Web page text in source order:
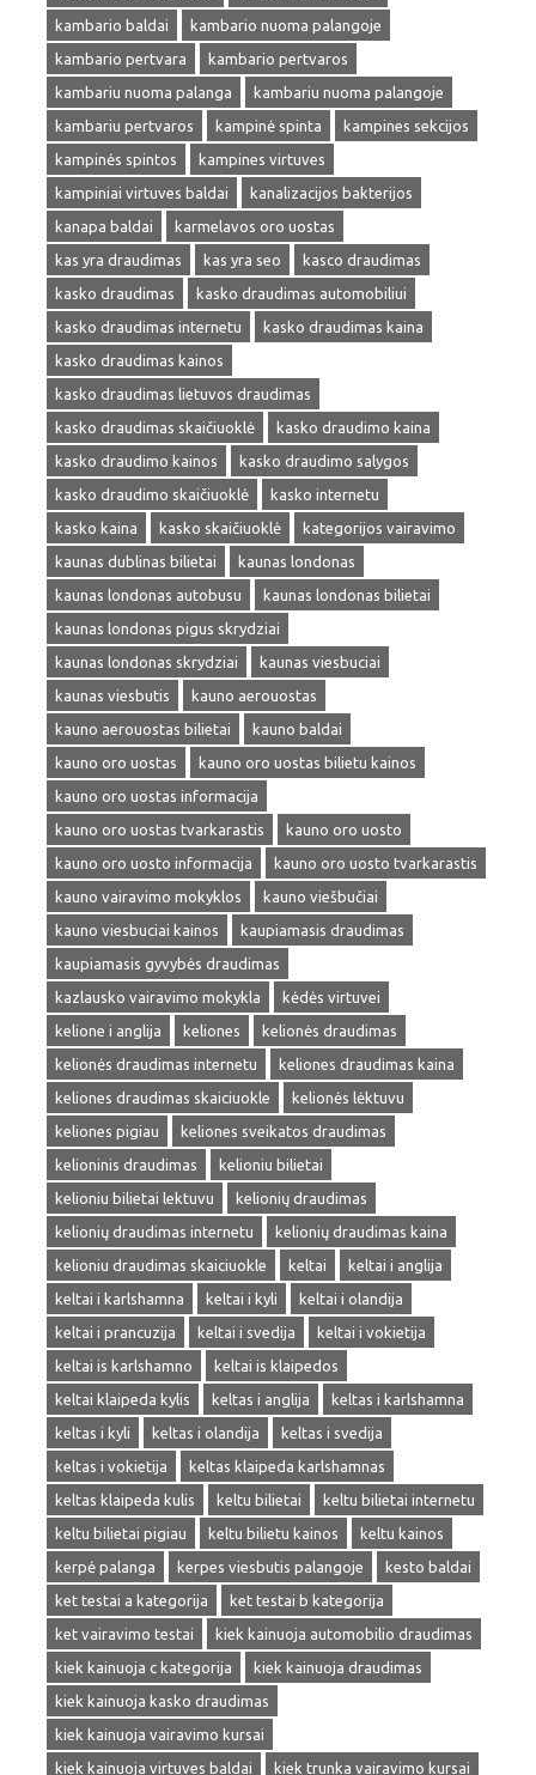
kambario baldai
kambario nuoma palangoje
kambario pertvara
kambario pertvaros
kambariu nuoma palanga
kambariu nuoma palangoje
kambariu pertvaros
kampinė spinta
kampines sekcijos
kampinės spintos
kampines virtuves
kampiniai virtuves baldai
kanalizacijos bakterijos
kanapa baldai
karmelavos oro uostas
kas yra draudimas
kas yra seo
kasco draudimas
kasko draudimas
kasko draudimas automobiliui
kasko draudimas internetu
kasko draudimas kaina
kasko draudimas kainos
kasko draudimas lietuvos draudimas
kasko draudimas skaičiuoklė
kasko draudimo kaina
kasko draudimo kainos
kasko draudimo salygos
kasko draudimo skaičiuoklė
kasko internetu
kasko kaina
kasko skaičiuoklė
kategorijos vairavimo
kaunas dublinas bilietai
kaunas londonas
kaunas londonas autobusu
kaunas londonas bilietai
kaunas londonas pigus skrydziai
kaunas londonas skrydziai
kaunas viesbuciai
kaunas viesbutis
kauno aerouostas
kauno aerouostas bilietai
kauno baldai
kauno oro uostas
kauno oro uostas bilietu kainos
kauno oro uostas informacija
kauno oro uostas tvarkarastis
kauno oro uosto
kauno oro uosto informacija
kauno oro uosto tvarkarastis
kauno vairavimo mokyklos
kauno viešbučiai
kauno viesbuciai kainos
kaupiamasis draudimas
kaupiamasis gyvybės draudimas
kazlausko vairavimo mokykla
kėdės virtuvei
kelione i anglija
keliones
kelionės draudimas
kelionės draudimas internetu
keliones draudimas kaina
keliones draudimas skaiciuokle
kelionės lėktuvu
keliones pigiau
keliones sveikatos draudimas
kelioninis draudimas
kelioniu bilietai
kelioniu bilietai lektuvu
kelionių draudimas
kelionių draudimas internetu
kelionių draudimas kaina
kelioniu draudimas skaiciuokle
keltai
keltai i anglija
keltai i karlshamna
keltai i kyli
keltai i olandija
keltai i prancuzija
keltai i svedija
keltai i vokietija
keltai is karlshamno
keltai is klaipedos
keltai klaipeda kylis
keltas i anglija
keltas i karlshamna
keltas i kyli
keltas i olandija
keltas i svedija
keltas i vokietija
keltas klaipeda karlshamnas
keltas klaipeda kulis
keltu bilietai
keltu bilietai internetu
keltu bilietai pigiau
keltu bilietu kainos
keltu kainos
kerpė palanga
kerpes viesbutis palangoje
kesto baldai
ket testai a kategorija
ket testai b kategorija
ket vairavimo testai
kiek kainuoja automobilio draudimas
kiek kainuoja c kategorija
kiek kainuoja draudimas
kiek kainuoja kasko draudimas
kiek kainuoja vairavimo kursai
kiek kainuoja virtuves baldai
kiek trunka vairavimo kursai